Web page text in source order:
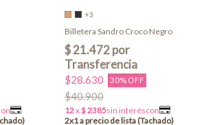
+3
Billetera Sandro Croco Negro
$28.630 30% OFF
$40.900